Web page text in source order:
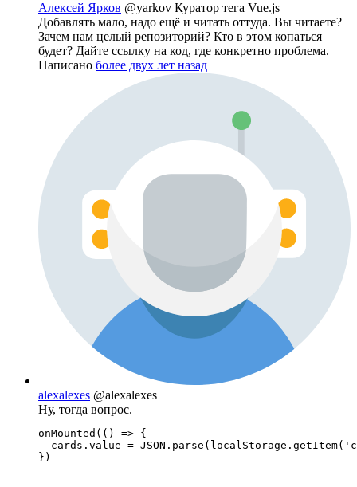
Алексей Ярков @yarkov Куратор тега Vue.js
Добавлять мало, надо ещё и читать оттуда. Вы читаете?
Зачем нам целый репозиторий? Кто в этом копаться
будет? Дайте ссылку на код, где конкретно проблема.
Написано более двух лет назад
alexalexes @alexalexes
Ну, тогда вопрос.
onMounted(() => {
cards.value =
})